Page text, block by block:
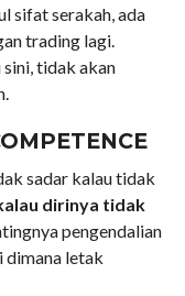
sifat serakah, ada
trading lagi.
tidak akan
sadar kalau tidak
dirinya tidak
pengendalian
dimana letak